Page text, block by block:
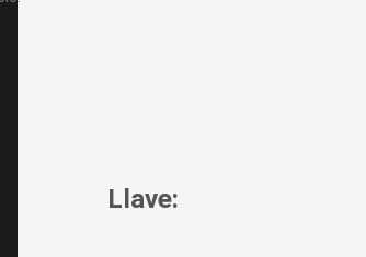
Llave: